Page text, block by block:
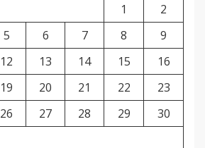
1
2
5 6 7 8
9
12 13 14 15
16
19 20 21 22
23
26 27 28 29
30